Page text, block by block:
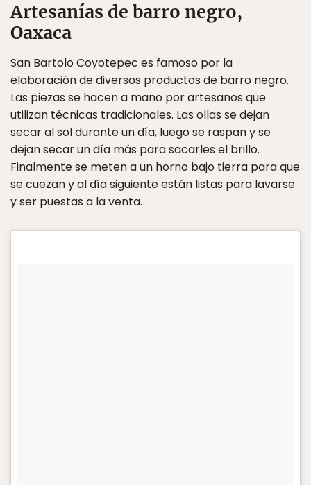
Artesanías de barro negro,
Oaxaca
San Bartolo Coyotepec es famoso por la
elaboración de diversos productos de barro negro.
Las piezas se hacen a mano por artesanos que
utilizan técnicas tradicionales. Las ollas se dejan
secar al sol durante un día, luego se raspan y se
dejan secar un día más para sacarles el brillo.
Finalmente se meten a un horno bajo tierra para que
se cuezan y al día siguiente están listas para lavarse
y ser puestas a la venta.